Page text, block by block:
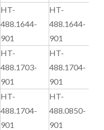
HT-
488.1644-
901
HT-
488.1644-
901
HT-
488.1703-
901
HT-
488.1704-
901
HT-
488.1704-
901
HT-
488.0850-
901